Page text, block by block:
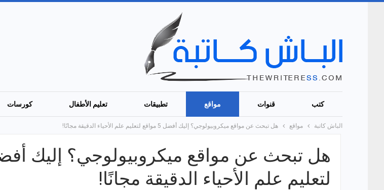
كتب قنوات مواقع تطبيقات تعليم الأطفال كورسات
الباش كاتبة مواقع هل تبحث عن مواقع ميكروبيولوجي؟ إليك أفضل 5 مواقع لتعليم علم الأحياء الدقيقة مجانًا!
لتعليم علم الأحياء الدقيقة مجانًا!